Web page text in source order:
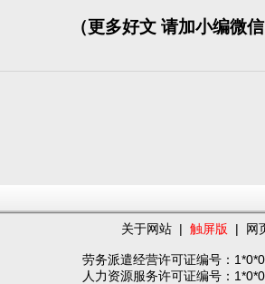
（更多好文 请加小编微
关于网站 | 触屏版 | 网
劳务派遣经营许可证编号：
人力资源服务许可证编号：